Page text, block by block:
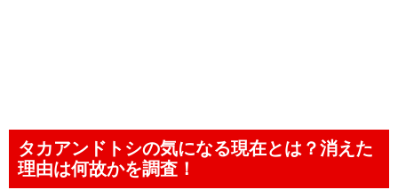
タカアンドトシの気になる現在とは？消えた
理由は何故かを調査！